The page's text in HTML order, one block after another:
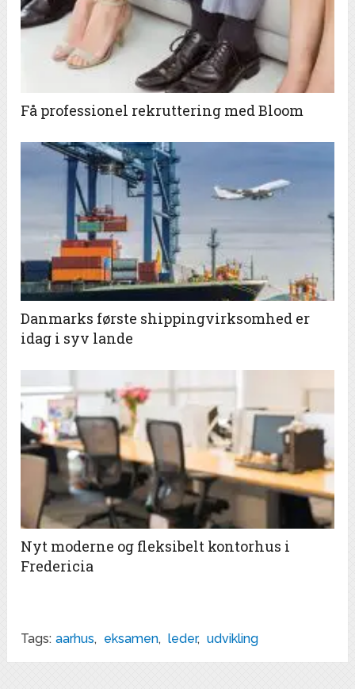
Få professionel rekruttering med Bloom
Danmarks første shippingvirksomhed er
idag i syv lande
Nyt moderne og fleksibelt kontorhus i
Fredericia
Tags: aarhus, eksamen, leder, udvikling